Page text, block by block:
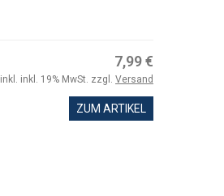
7,99 €
inkl. inkl. 19% MwSt. zzgl. Versand
ZUM ARTIKEL